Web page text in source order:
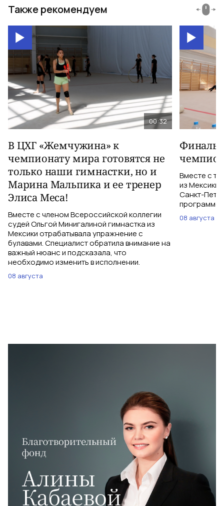
Также рекомендуем
00:32
В ЦХГ «Жемчужина» к
чемпионату мира готовятся не
только наши гимнастки, но и
Марина Мальпика и ее тренер
Элиса Меса!
Вместе с членом Всероссийской коллегии
судей Ольгой Минигалиной гимнастка из
Мексики отрабатывала упражнение с
булавами. Специалист обратила внимание на
важный нюанс и подсказала, что
необходимо изменить в исполнении.
08 августа
Вместе с
из Мексики
Санкт-
программе
08 августа